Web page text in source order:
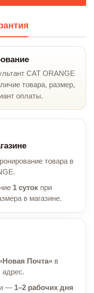
CAT ORANGE
товара, размер,
оплаты.
товара в
1 суток при
в магазине.
Почта» в
адрес.
— 1–2 рабочих дня